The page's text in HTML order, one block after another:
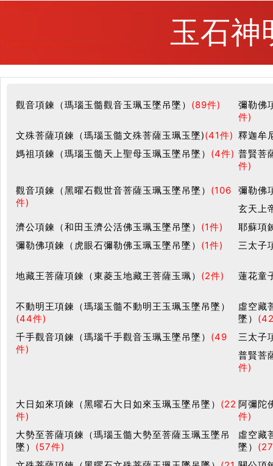
玉石神
觀音項鍊（瑪瑙玉髓觀音玉珮玉墜吊墜） (89件)
彌勒佛
件)
文殊菩薩項鍊（瑪瑙玉髓文殊菩薩玉珮玉墜)(41件) 釋迦牟
媽祖項鍊（瑪瑙玉髓天上聖母玉珮玉墜吊墜） (4件) 普賢菩
件)
觀音項鍊（黑曜石觀世音菩薩玉珮玉墜吊墜） (106
件)
彌勒佛
玄天上
濟公項鍊（和田玉濟公活佛玉珮玉墜吊墜） (1件)
耶蘇項
彌勒佛項鍊（虎眼石彌勒佛玉珮玉墜吊墜） (1件) 三太子
地藏王菩薩項鍊（東菱玉地藏王菩薩玉珮） (2件) 蓮花童
不動明王項鍊（瑪瑙玉髓不動明王玉珮玉墜吊墜）
(44件)
虛空藏
墜）
千手觀音項鍊（瑪瑙千手觀音玉珮玉墜吊墜） (49
件)
三太子
普賢菩
件)
大日如來項鍊（黑曜石大日如來玉珮玉墜吊墜） (22
件)
阿彌陀
件)
大勢至菩薩項鍊（瑪瑙玉髓大勢至菩薩玉珮玉墜吊
墜） (57件)
虛空藏
墜）